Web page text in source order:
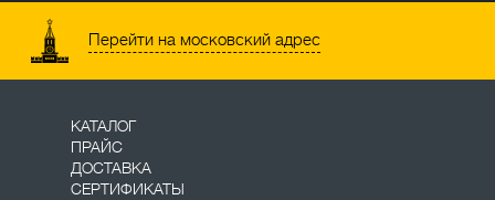
Перейти на московский адрес
КАТАЛОГ
ПРАЙС
ДОСТАВКА
СЕРТИФИКАТЫ